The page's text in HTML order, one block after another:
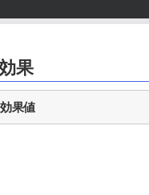
果
効果値